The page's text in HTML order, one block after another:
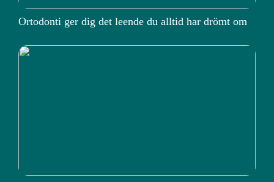
Ortodonti ger dig det leende du alltid har drömt om